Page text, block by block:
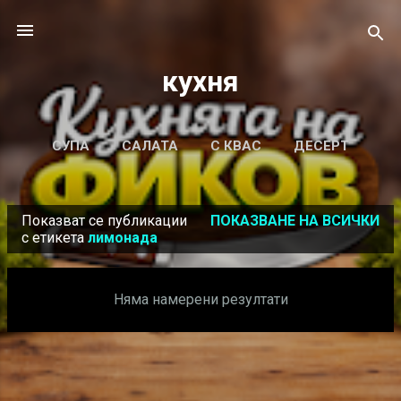
кухня
СУПА САЛАТА С КВАС ДЕСЕРТ
ОЩЕ…
КАЛКУЛАТОР ЗА СЪОТНОШЕНИЕ НА
ХИДРАТАЦИЯ
П
у
и
к
а
Показват се публикации
с етикета лимонада
ПОКАЗВАНЕ НА ВСИЧКИ
Няма намерени резултати